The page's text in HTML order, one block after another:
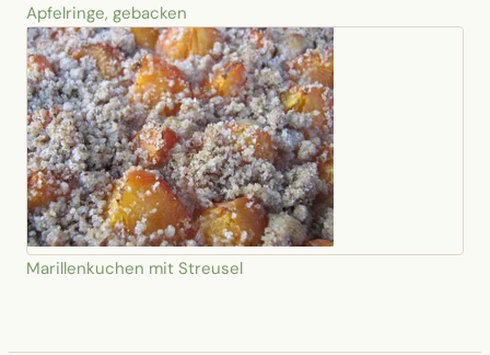
Apfelringe, gebacken
Marillenkuchen mit Streusel